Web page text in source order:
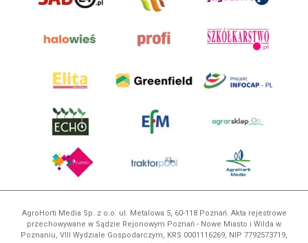
AgroHorti Media Sp. z o.o. ul. Metalowa 5, 60-118 Poznań. Akta rejestrowe
przechowywane w Sądzie Rejonowym Poznań - Nowe Miasto i Wilda w
Poznaniu, VIII Wydziale Gospodarczym, KRS 0001116269, NIP 7792573719,